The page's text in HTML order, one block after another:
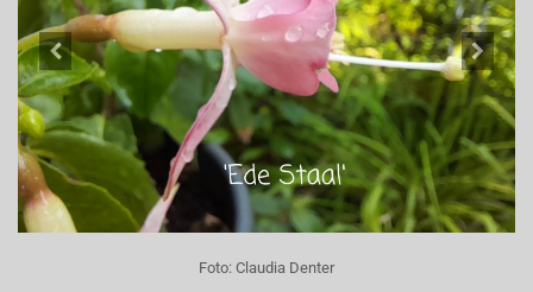
Foto: Claudia Denter